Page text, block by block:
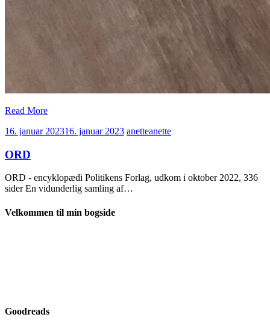
Read More
16. januar 202316. januar 2023 anetteanette
ORD
ORD - encyklopædi Politikens Forlag, udkom i oktober 2022, 336
sider En vidunderlig samling af…
Velkommen til min bogside
Goodreads